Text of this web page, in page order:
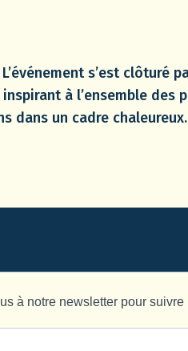
s’est clôturé
à l’ensemble des
dans un cadre chaleureux.